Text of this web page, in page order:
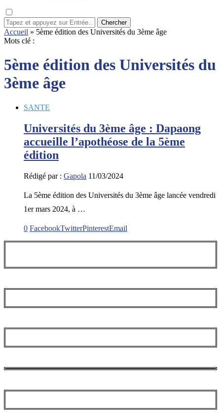
Chercher
Accueil » 5ème édition des Universités du 3ème âge
Mots clé :
5ème édition des Universités du
3ème âge
SANTE
Universités du 3ème âge : Dapaong
accueille l’apothéose de la 5ème
édition
Rédigé par : Gapola 11/03/2024
La 5ème édition des Universités du 3ème âge lancée vendredi
1er mars 2024, à …
0 FacebookTwitterPinterestEmail